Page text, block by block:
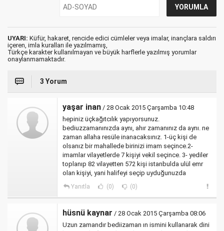
UYARI: Küfür, hakaret, rencide edici cümleler veya imalar, inançlara saldırı
içeren, imla kuralları ile yazılmamış,
Türkçe karakter kullanılmayan ve büyük harflerle yazılmış yorumlar
onaylanmamaktadır.
3 Yorum
yaşar inan / 28 Ocak 2015 Çarşamba 10:48
hepiniz üçkağıtcılık yapıyorsunuz.
bediuzzamanınızda aynı, ahır zamanınız da aynı. ne
zaman allaha resüle inanacaksınız. 1-üç kişi de
olsanız bir mahallede birinizi imam seçince.2-
imamlar vilayetlerde 7 kişiyi vekil seçince. 3- yediler
toplanıp 82 vilayetten 572 kişi istanbulda ulül emr
olan kişiyi, yani halifeyi seçip uyduğunuzda
Yanıtla (0) (0)
hüsnü kaynar / 28 Ocak 2015 Çarşamba 08:06
Uzun zamandır bediizaman ın ismini kullanarak dini